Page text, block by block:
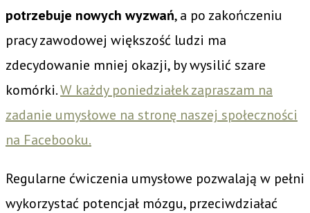
potrzebuje nowych wyzwań, a po zakończeniu
pracy zawodowej większość ludzi ma
zdecydowanie mniej okazji, by wysilić szare
komórki.W każdy poniedziałek zapraszam na
zadanie umysłowe na stronę naszej społeczności
na Facebooku.
Regularne ćwiczenia umysłowe pozwalają w pełni
wykorzystać potencjał mózgu, przeciwdziałać